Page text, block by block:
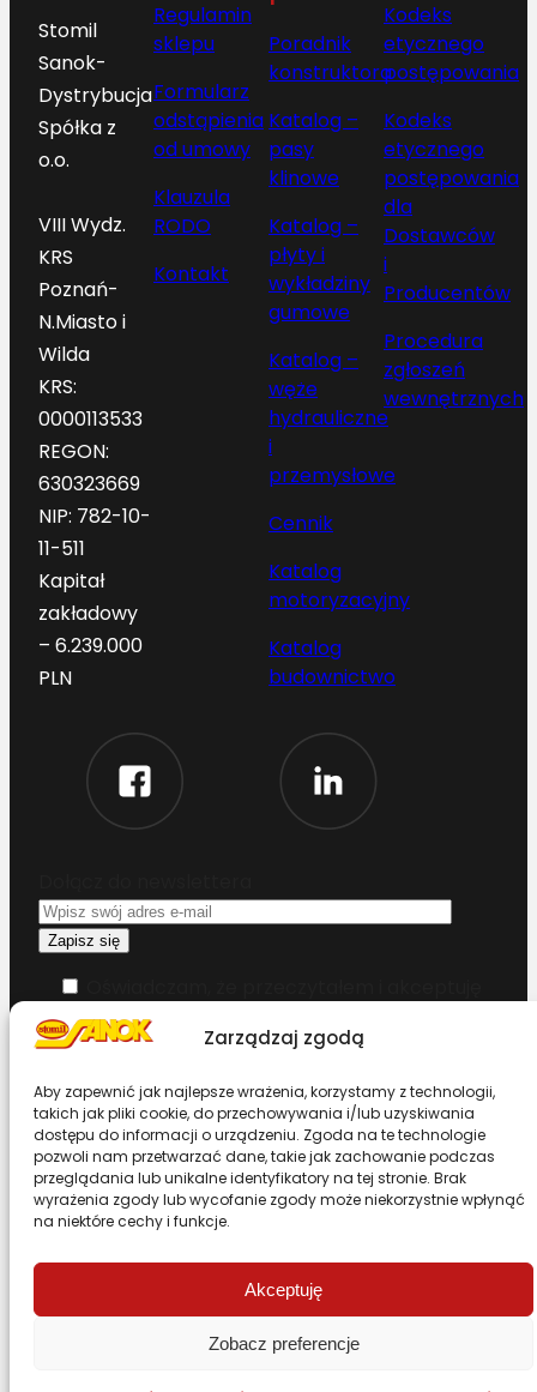
Zarządzaj zgodą
Aby zapewnić jak najlepsze wrażenia, korzystamy z technologii,
takich jak pliki cookie, do przechowywania i/lub uzyskiwania
dostępu do informacji o urządzeniu. Zgoda na te technologie
pozwoli nam przetwarzać dane, takie jak zachowanie podczas
przeglądania lub unikalne identyfikatory na tej stronie. Brak
wyrażenia zgody lub wycofanie zgody może niekorzystnie wpłynąć
na niektóre cechy i funkcje.
Akceptuję
Zobacz preferencje
Stomil
Sanok-
Dystrybucja
Spółka z
o.o.
VIII Wydz.
KRS
Poznań-
N.Miasto i
Wilda
KRS:
0000113533
REGON:
630323669
NIP: 782-10-
11-511
Kapitał
zakładowy
– 6.239.000
PLN
Regulamin
sklepu
Formularz
odstąpienia
od umowy
Klauzula
RODO
Kontakt
Poradnik
konstruktora
Katalog –
pasy
klinowe
Katalog –
płyty i
wykładziny
gumowe
Katalog –
węże
hydrauliczne
i
przemysłowe
Cennik
Katalog
motoryzacyjny
Katalog
budownictwo
Kodeks
etycznego
postępowania
Kodeks
etycznego
postępowania
dla
Dostawców
i
Producentów
Procedura
zgłoszeń
wewnętrznych
warunki korzystania z serwisu
Design & Code by Foxstudio.eu
Przewiń stronę do góry